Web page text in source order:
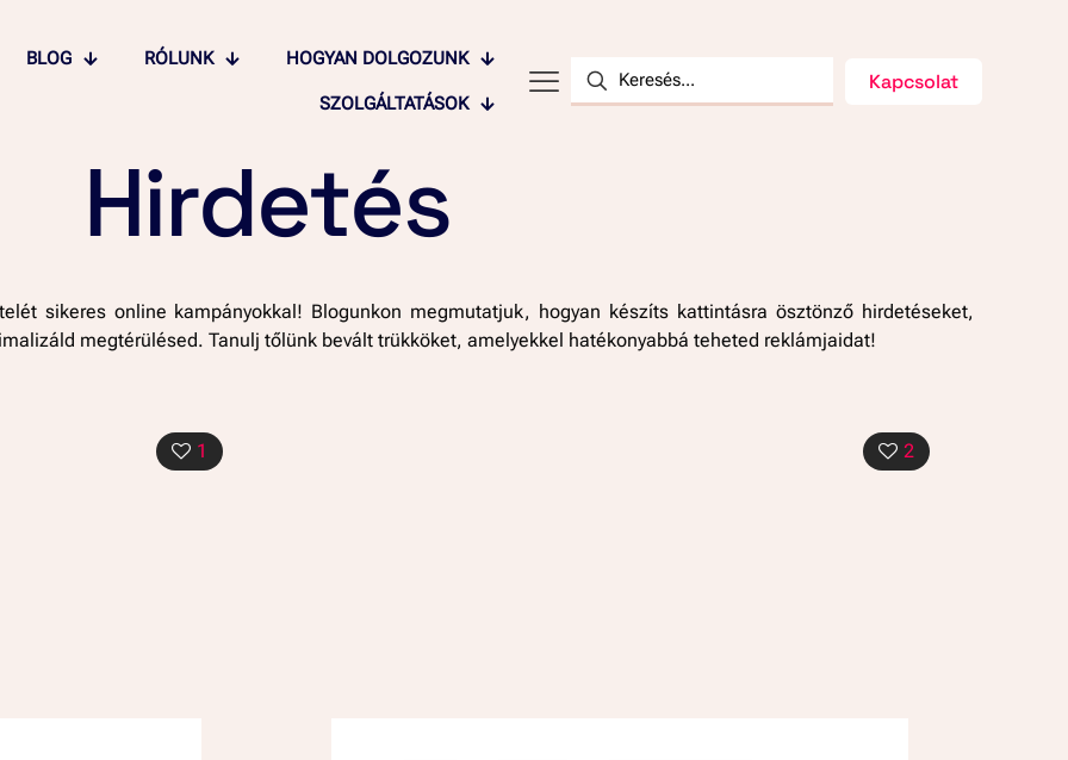
BLOG RÓLUNK HOGYAN DOLGOZUNK
SZOLGÁLTATÁSOK
Kapcsolat
Hirdetés
sikeres online kampányokkal! Blogunkon megmutatjuk, hogyan készíts kattintásra ösztönző hirdetéseket,
megtérülésed. Tanulj tőlünk bevált trükköket, amelyekkel hatékonyabbá teheted reklámjaidat!
1 2